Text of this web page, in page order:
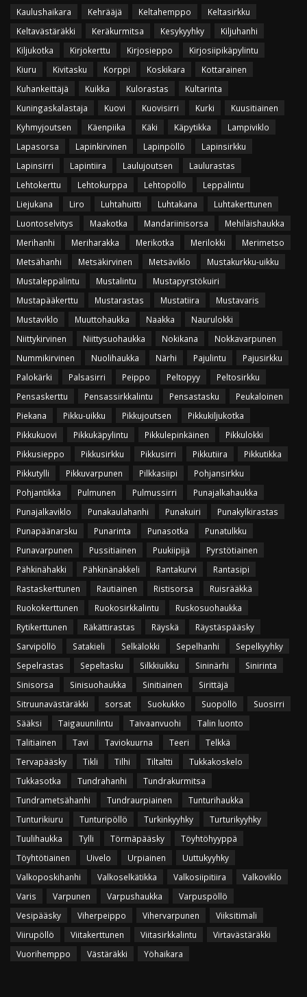
Kaulushaikara
Kehrääjä Keltahemppo
Keltasirkku
Keltavästäräkki
Keräkurmitsa Kesykyyhky
Kiljuhanhi
Kiljukotka
Kirjokerttu Kirjosieppo
Kirjosiipikäpylintu
Kiuru
Kivitasku Korppi Koskikara
Kottarainen
Kuhankeittäjä
Kuikka Kulorastas
Kultarinta
Kuningaskalastaja
Kuovi Kuovisirri Kurki
Kuusitiainen
Kyhmyjoutsen
Käenpiika Käki Käpytikka
Lampiviklo
Lapasorsa
Lapinkirvinen Lapinpöllö
Lapinsirkku
Lapinsirri
Lapintiira Laulujoutsen
Laulurastas
Lehtokerttu
Lehtokurppa Lehtopöllö
Leppälintu
Liejukana
Liro Luhtahuitti Luhtakana
Luhtakerttunen
Luontoselvitys
Maakotka Mandariinisorsa
Mehiläishaukka
Merihanhi
Meriharakka Merikotka Merilokki
Merimetso
Metsähanhi
Metsäkirvinen Metsäviklo
Mustakurkku-uikku
Mustaleppälintu
Mustalintu
Mustapyrstökuiri
Mustapääkerttu
Mustarastas Mustatiira
Mustavaris
Mustaviklo
Muuttohaukka Naakka
Naurulokki
Niittykirvinen
Niittysuohaukka Nokikana
Nokkavarpunen
Nummikirvinen
Nuolihaukka Närhi Pajulintu
Pajusirkku
Palokärki
Palsasirri Peippo Peltopyy
Peltosirkku
Pensaskerttu
Pensassirkkalintu Pensastasku
Peukaloinen
Piekana
Pikku-uikku Pikkujoutsen
Pikkukiljukotka
Pikkukuovi
Pikkukäpylintu Pikkulepinkäinen
Pikkulokki
Pikkusieppo
Pikkusirkku Pikkusirri Pikkutiira
Pikkutikka
Pikkutylli
Pikkuvarpunen Pilkkasiipi
Pohjansirkku
Pohjantikka
Pulmunen Pulmussirri
Punajalkahaukka
Punajalkaviklo
Punakaulahanhi Punakuiri
Punakylkirastas
Punapäänarsku
Punarinta Punasotka
Punatulkku
Punavarpunen
Pussitiainen Puukiipijä
Pyrstötiainen
Pähkinähakki
Pähkinänakkeli Rantakurvi
Rantasipi
Rastaskerttunen
Rautiainen Ristisorsa
Ruisrääkkä
Ruokokerttunen
Ruokosirkkalintu
Ruskosuohaukka
Rytikerttunen
Räkättirastas Räyskä
Räystäspääsky
Sarvipöllö
Satakieli Selkälokki Sepelhanhi
Sepelkyyhky
Sepelrastas
Sepeltasku Silkkiuikku Sininärhi
Sinirinta
Sinisorsa
Sinisuohaukka Sinitiainen
Sirittäjä
Sitruunavästäräkki
sorsat Suokukko Suopöllö
Suosirri
Sääksi
Taigauunilintu Taivaanvuohi
Talin luonto
Talitiainen
Tavi Taviokuurna Teeri
Telkkä
Tervapääsky
Tikli Tilhi Tiltaltti
Tukkakoskelo
Tukkasotka
Tundrahanhi
Tundrakurmitsa
Tundrametsähanhi
Tundraurpiainen
Tunturihaukka
Tunturikiuru
Tunturipöllö Turkinkyyhky
Turturikyyhky
Tuulihaukka
Tylli Törmäpääsky
Töyhtöhyyppä
Töyhtötiainen
Uivelo Urpiainen
Uuttukyyhky
Valkoposkihanhi
Valkoselkätikka Valkosiipitiira
Valkoviklo
Varis
Varpunen Varpushaukka
Varpuspöllö
Vesipääsky
Viherpeippo Vihervarpunen
Viiksitimali
Viirupöllö
Viitakerttunen Viitasirkkalintu
Virtavästäräkki
Vuorihemppo
Västäräkki Yöhaikara